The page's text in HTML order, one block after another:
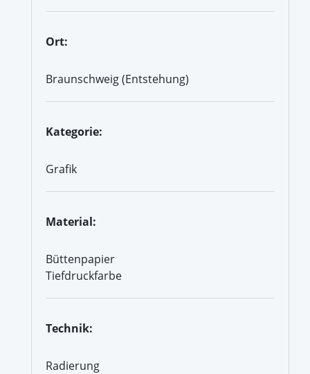
Ort:
Braunschweig (Entstehung)
Kategorie:
Grafik
Material:
Büttenpapier
Tiefdruckfarbe
Technik:
Radierung